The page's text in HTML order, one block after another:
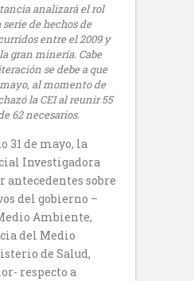
analizará el rol
de hechos de
entre el 2009 y
gran minería. Cabe
se debe a que
al momento de
la CEI al reunir 55
62 necesarios.
31 de mayo, la
Investigadora
antecedentes sobre
del gobierno –
Ambiente,
del Medio
de Salud,
respecto a